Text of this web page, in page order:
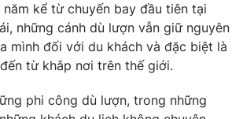
năm kể từ chuyến bay đầu tiên tại
những cánh dù lượn vẫn giữ nguyên
mình đối với du khách và đặc biệt là
từ khắp nơi trên thế giới.
phi công dù lượn, trong những